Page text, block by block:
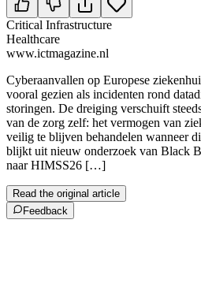
Critical Infrastructure
Healthcare
www.ictmagazine.nl
Cyberaanvallen op Europese
vooral gezien als incidenten rond
storingen. De dreiging verschuift
van de zorg zelf: het vermogen van
veilig te blijven behandelen wanneer
blijkt uit nieuw onderzoek van Black
naar HIMSS26 […]
Read the original article
Feedback